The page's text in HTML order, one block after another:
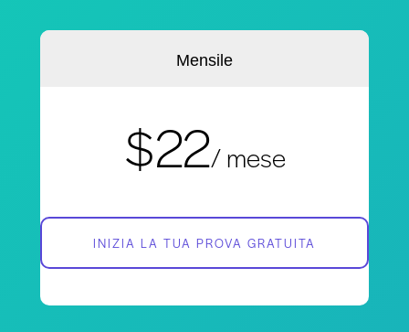
Mensile
$22/ mese
INIZIA LA TUA PROVA GRATUITA